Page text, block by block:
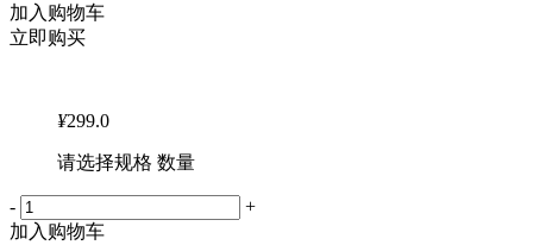
加入购物车
立即购买
¥299.0
请选择规格 数量
-
+
加入购物车